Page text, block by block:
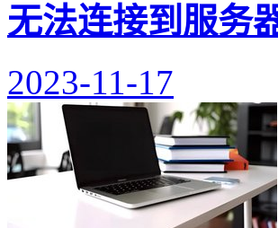
无法连接到服务
2023-11-17